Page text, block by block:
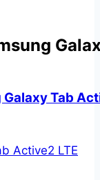
Galaxy Tab
Active2 LTE